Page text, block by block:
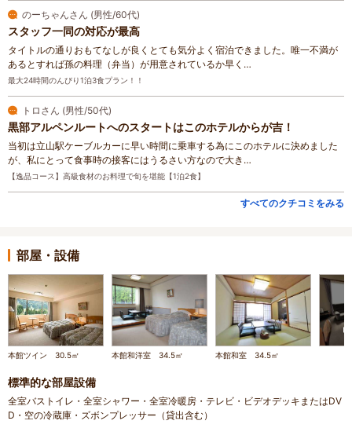
のーちゃんさん (男性/60代)
スタッフ一同の対応が最高
タイトルの通りおもてなしが良くとても気分よく宿泊できました。唯一不満が
あるとすれば孫の料理（弁当）が用意されているか早く…
最大24時間のんびり1泊3食プラン！！
トロさん (男性/50代)
黒部アルペンルートへのスタートはこのホテルからが吉！
当初は立山駅ケーブルカーに早い時間に乗車する為にこのホテルに決めました
が、私にとって食事時の接客にはうるさい方なので大き…
【逸品コース】高級食材のお料理で旬を堪能【1泊2食】
すべてのクチコミをみる
部屋・設備
本館ツイン 30.5㎡ 本館和洋室 34.5㎡ 本館和室 34.5㎡
標準的な部屋設備
全室バストイレ・全室シャワー・全室冷暖房・テレビ・ビデオデッキまたはDV
D・空の冷蔵庫・ズボンプレッサー（貸出含む）